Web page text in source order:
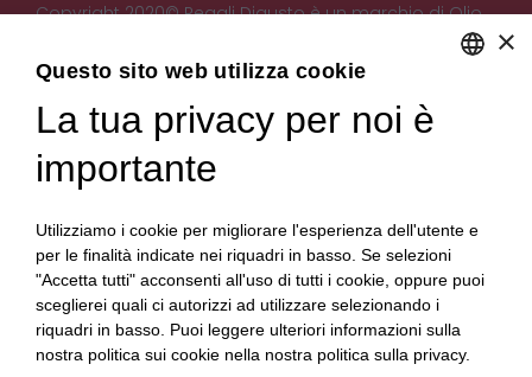
Copyright 2020© Regali Digusto è un marchio di Olio
Becchis di Becchis Danilo - Via Sommariva, 31/2/B -
10022 Carmagnola (TO) - PIVA 07980320019
×
Questo sito web utilizza cookie
La tua privacy per noi è
importante
Utilizziamo i cookie per migliorare l'esperienza dell'utente e
per le finalità indicate nei riquadri in basso. Se selezioni
"Accetta tutti" acconsenti all'uso di tutti i cookie, oppure puoi
sceglierei quali ci autorizzi ad utilizzare selezionando i
riquadri in basso. Puoi leggere ulteriori informazioni sulla
nostra politica sui cookie nella nostra politica sulla privacy.